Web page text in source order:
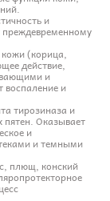
и
преждевременному
кожи (корица,
действие,
и
воспаление и
тирозиназа и
пятен. Оказывает
и
и темными
плющ, конский